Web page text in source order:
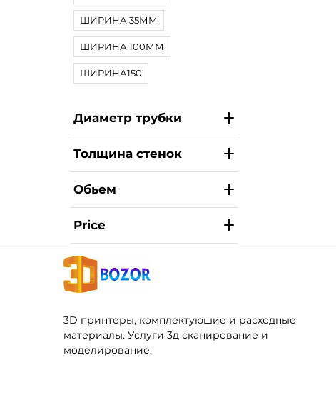
ШИРИНА 35ММ
ШИРИНА 100ММ
ШИРИНА150
Диаметр трубки
Толщина стенок
Обьем
Price
3D принтеры, комплектуюшие и расходные
материалы. Услуги 3д сканирование и
моделирование.